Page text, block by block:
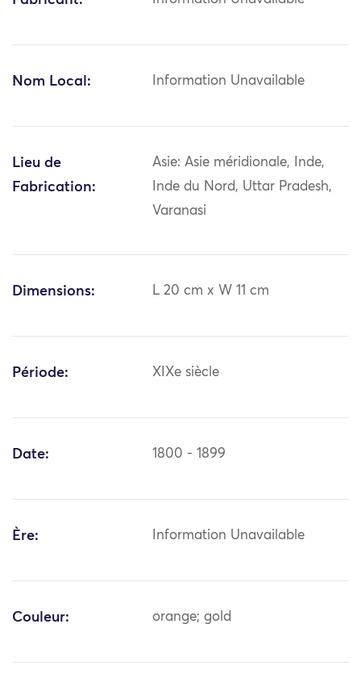
Nom Local: Information Unavailable
Lieu de
Fabrication:
Asie: Asie méridionale, Inde,
Inde du Nord, Uttar Pradesh,
Varanasi
Dimensions: L 20 cm x W 11 cm
Période: XIXe siècle
Date: 1800 - 1899
Ère: Information Unavailable
Couleur: orange; gold